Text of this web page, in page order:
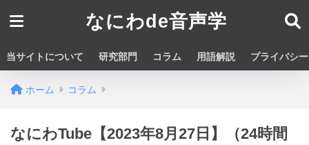
なにわde音声学
当サイトについて 研究部門 コラム 用語解説 プライバシ
ホーム コラム
なにわTube【2023年8月27日】（24時間